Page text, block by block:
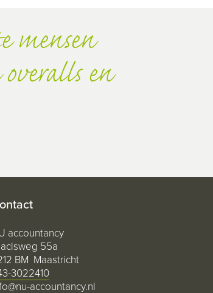
mensen
en
accountancy
55a
BM Maastricht
3022410
accountancy.nl